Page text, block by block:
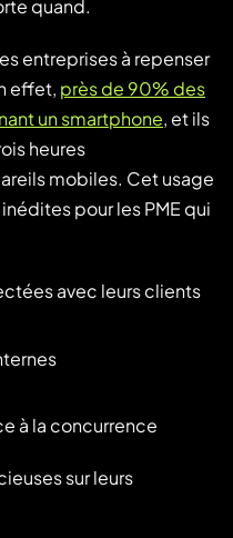
quand.
entreprises à repenser
effet, près de 90% des
un smartphone, et ils
heures
mobiles. Cet usage
pour les PME qui
avec leurs clients
à la concurrence
sur leurs